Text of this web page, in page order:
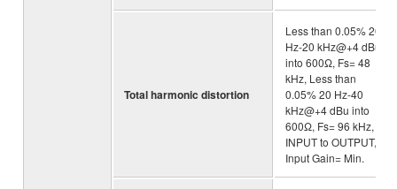
Total harmonic distortion
Less than 0.05% 20
Hz-20 kHz@+4 dBu
into 600Ω, Fs= 48
kHz, Less than
0.05% 20 Hz-40
kHz@+4 dBu into
600Ω, Fs= 96 kHz,
INPUT to OUTPUT,
Input Gain= Min.